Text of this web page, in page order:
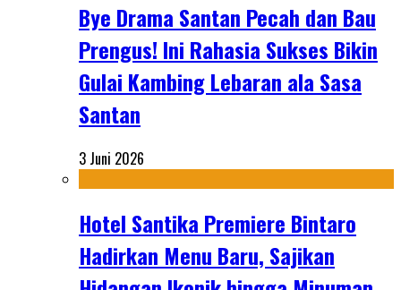
Bye Drama Santan Pecah dan Bau
Prengus! Ini Rahasia Sukses Bikin
Gulai Kambing Lebaran ala Sasa
Santan
3 Juni 2026
Hotel Santika Premiere Bintaro
Hadirkan Menu Baru, Sajikan